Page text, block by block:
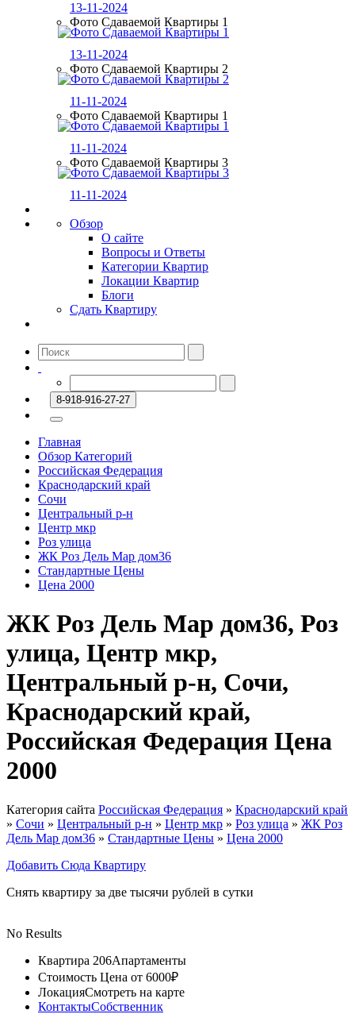
13-11-2024
Фото Сдаваемой Квартиры 1
13-11-2024
Фото Сдаваемой Квартиры 2
11-11-2024
Фото Сдаваемой Квартиры 1
11-11-2024
Фото Сдаваемой Квартиры 3
11-11-2024
Обзор
О сайте
Вопросы и Ответы
Категории Квартир
Локации Квартир
Блоги
Сдать Квартиру
8-918-916-27-27
Главная
Обзор Категорий
Российская Федерация
Краснодарский край
Сочи
Центральный р-н
Центр мкр
Роз улица
ЖК ⁠Роз Дель Мар дом36
Стандартные Цены
Цена 2000
ЖК ⁠Роз Дель Мар дом36, Роз
улица, Центр мкр,
Центральный р-н, Сочи,
Краснодарский край,
Российская Федерация Цена
2000
Категория сайта Российская Федерация » Краснодарский край
» Сочи » Центральный р-н » Центр мкр » Роз улица » ЖК ⁠Роз
Дель Мар дом36 » Стандартные Цены » Цена 2000
Добавить Сюда Квартиру
Снять квартиру за две тысячи рублей в сутки
No Results
Квартира 206Апартаменты
Стоимость Цена от 6000₽
ЛокацияСмотреть на карте
КонтактыСобственник